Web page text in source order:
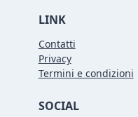
LINK
Contatti
Privacy
Termini e condizioni
SOCIAL